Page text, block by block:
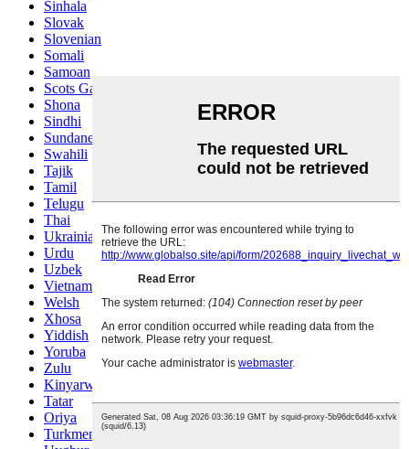
Sinhala
Slovak
Slovenian
Somali
Samoan
Scots Gaelic
Shona
Sindhi
Sundanese
Swahili
Tajik
Tamil
Telugu
Thai
Ukrainian
Urdu
Uzbek
Vietnamese
Welsh
Xhosa
Yiddish
Yoruba
Zulu
Kinyarwanda
Tatar
Oriya
Turkmen